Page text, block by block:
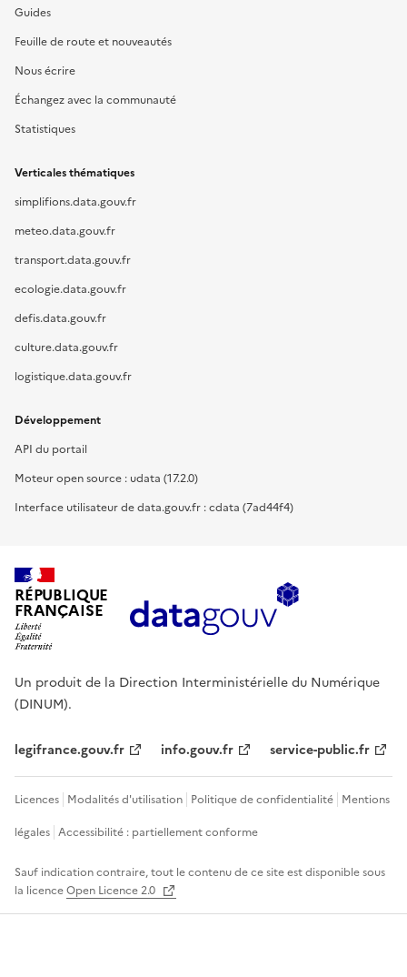
Guides
Feuille de route et nouveautés
Nous écrire
Échangez avec la communauté
Statistiques
Verticales thématiques
simplifions.data.gouv.fr
meteo.data.gouv.fr
transport.data.gouv.fr
ecologie.data.gouv.fr
defis.data.gouv.fr
culture.data.gouv.fr
logistique.data.gouv.fr
Développement
API du portail
Moteur open source : udata (17.2.0)
Interface utilisateur de data.gouv.fr : cdata (7ad44f4)
RÉPUBLIQUE
FRANÇAISE
Un produit de la Direction Interministérielle du Numérique
(DINUM).
legifrance.gouv.fr info.gouv.fr service-public.fr
Licences Modalités d'utilisation Politique de confidentialité Mentions
légales Accessibilité : partiellement conforme
Sauf indication contraire, tout le contenu de ce site est disponible sous
la licenceOpen Licence 2.0